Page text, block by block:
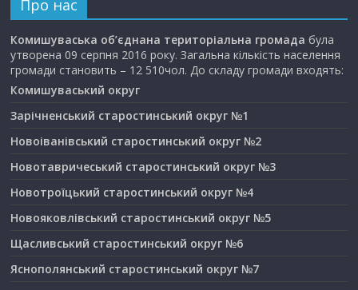
Про нас
Комишуваська об’єднана територіальна громада була
утворена 09 серпня 2016 року. Загальна кількість населення
громади становить – 12 510чол. До складу громади входять:
Комишуваський округ
Зарічненський старостинський округ №1
Новоіванівський старостинський округ №2
Новотавричеський старостинський округ №3
Новотроїцький старостинський округ №4
Новояковлівський старостинський округ №5
Щасливський старостинський округ №6
Яснополянський старостинський округ №7